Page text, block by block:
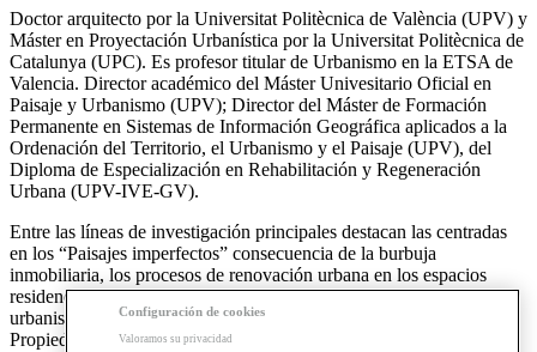
Doctor arquitecto por la Universitat Politècnica de València (UPV) y
Máster en Proyectación Urbanística por la Universitat Politècnica de
Catalunya (UPC). Es profesor titular de Urbanismo en la ETSA de
Valencia. Director académico del Máster Univesitario Oficial en
Paisaje y Urbanismo (UPV); Director del Máster de Formación
Permanente en Sistemas de Información Geográfica aplicados a la
Ordenación del Territorio, el Urbanismo y el Paisaje (UPV), del
Diploma de Especialización en Rehabilitación y Regeneración
Urbana (UPV-IVE-GV).
Entre las líneas de investigación principales destacan las centradas
en los “Paisajes imperfectos” consecuencia de la burbuja
inmobiliaria, los procesos de renovación urbana en los espacios
residenciales y turísticos, el uso de las herramientas SIG en el
urbanismo y los trabajos de coordinación entre el Registro de la
Propiedad y el Catastro.
Configuración de cookies
Valoramos su privacidad